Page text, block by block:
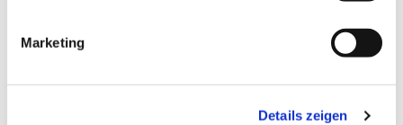
Marketing
Details zeigen